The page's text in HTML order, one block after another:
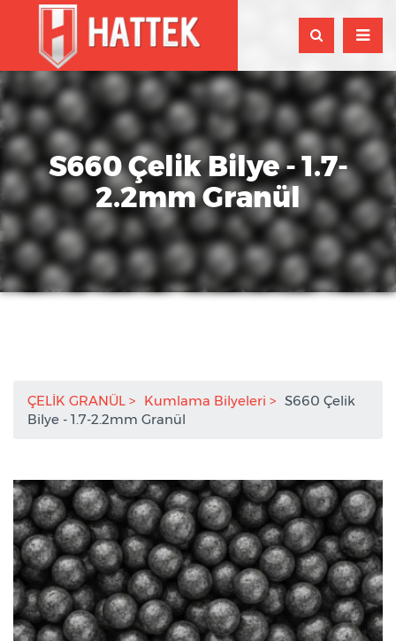
S660 Çelik Bilye - 1.7-
2.2mm Granül
ÇELİK GRANÜL Kumlama Bilyeleri
S660 Çelik
Bilye - 1.7-2.2mm Granül